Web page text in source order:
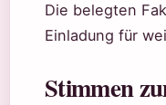
Die belegten
Einladung für
Stimmen